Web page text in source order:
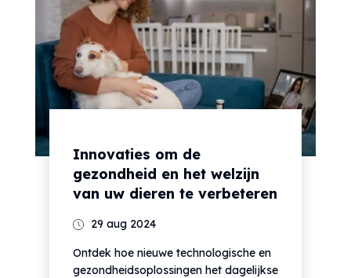
Innovaties om de
gezondheid en het welzijn
van uw dieren te verbeteren
29 aug 2024
Ontdek hoe nieuwe technologische en
gezondheidsoplossingen het dagelijkse